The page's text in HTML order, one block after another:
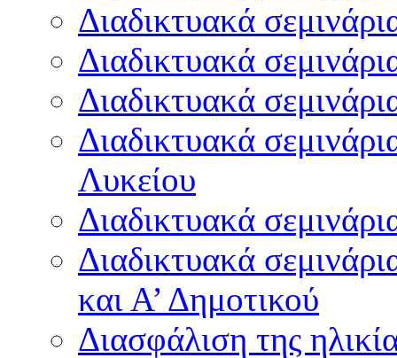
Διαδικτυακά
Διαδικτυακά
Διαδικτυακά
Διαδικτυακά
Λυκείου
Διαδικτυακά
Διαδικτυακά
και Α’ Δημοτικού
Διασφάλιση της